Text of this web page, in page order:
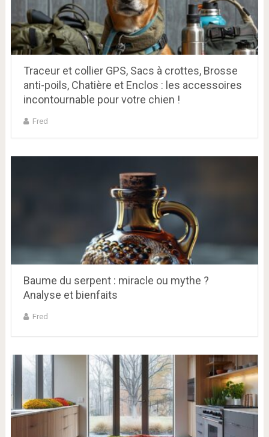
Traceur et collier GPS, Sacs à crottes, Brosse
anti-poils, Chatière et Enclos : les accessoires
incontournable pour votre chien !
Fred
Baume du serpent : miracle ou mythe ?
Analyse et bienfaits
Fred